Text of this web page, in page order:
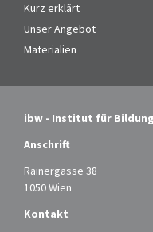
Kurz erklärt
Unser Angebot
Materialien
ibw - Institut für
Anschrift
Rainergasse 38
1050 Wien
Kontakt